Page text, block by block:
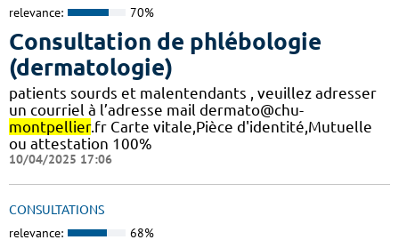
relevance: 70%
Consultation de phlébologie
(dermatologie)
patients sourds et malentendants , veuillez adresser
un courriel à l’adresse mail dermato@chu-
montpellier.fr Carte vitale,Pièce d'identité,Mutuelle
ou attestation 100%
10/04/2025 17:06
CONSULTATIONS
relevance: 68%